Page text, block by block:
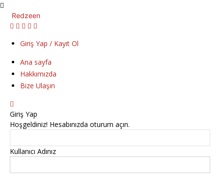
Redzeen
Giriş Yap / Kayıt Ol
Ana sayfa
Hakkımızda
Bize Ulaşın
Giriş Yap
Hoşgeldiniz! Hesabınızda oturum açın.
Kullanıcı Adınız